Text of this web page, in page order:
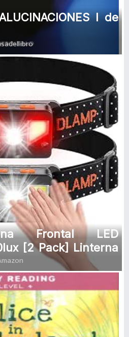
I de
Frontal LED
[2 Pack] Linterna
Impermeable